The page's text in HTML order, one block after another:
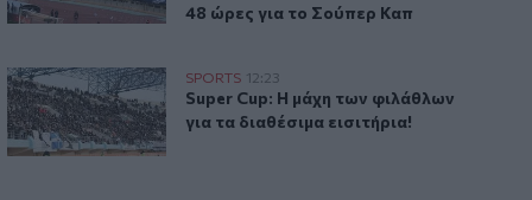
48 ώρες για το Σούπερ Καπ
το ΑΕΚ - ΟΦΗ
Super Cup: Η μάχη των φιλάθλων για τα διαθέσιμα
SPORTS 12:23
Super Cup: Η μάχη των φιλάθλων για τα
Super Cup: Η μάχη των φιλάθλων
για τα διαθέσιμα εισιτήρια!